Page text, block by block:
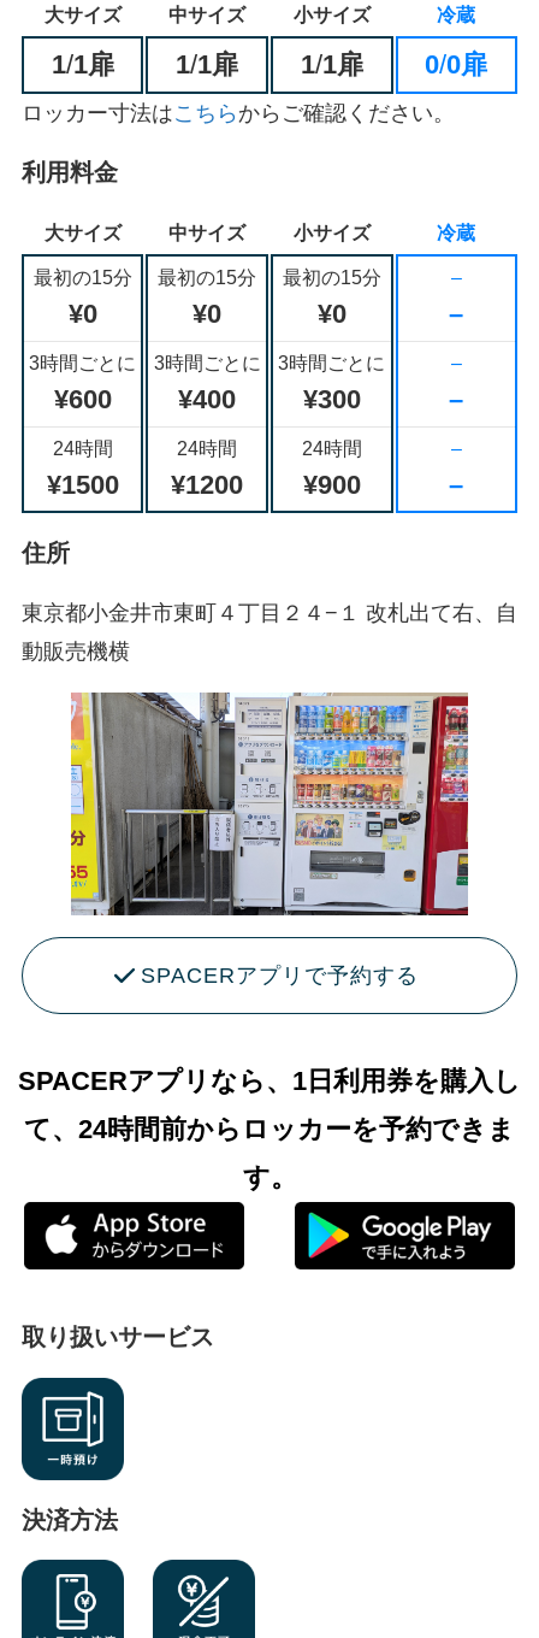
大サイズ 中サイズ 小サイズ 冷蔵
1/1扉 1/1扉 1/1扉 0/0扉
ロッカー寸法はこちら からご確認ください。
利用料金
大サイズ 中サイズ 小サイズ 冷蔵
最初の15分
¥0
3時間ごとに
¥600
24時間
¥1500
最初の15分
¥0
3時間ごとに
¥400
24時間
¥1200
最初の15分
¥0
3時間ごとに
¥300
24時間
¥900
–
–
–
–
–
–
住所
東京都小金井市東町４丁目２４−１ 改札出て右、自
動販売機横
SPACERアプリで予約する
SPACERアプリなら、1日利用券を購入し
て、24時間前からロッカーを予約できま
す。
取り扱いサービス
決済方法